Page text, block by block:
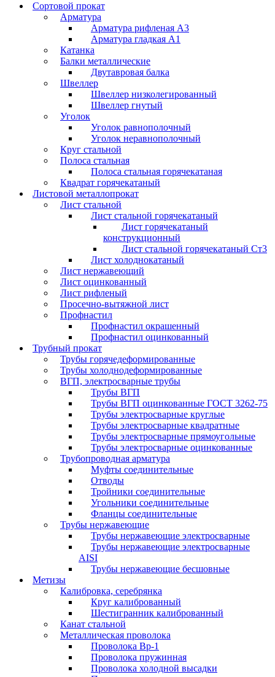
Сортовой прокат
Арматура
Арматура рифленая А3
Арматура гладкая А1
Катанка
Балки металлические
Двутавровая балка
Швеллер
Швеллер низколегированный
Швеллер гнутый
Уголок
Уголок равнополочный
Уголок неравнополочный
Круг стальной
Полоса стальная
Полоса стальная горячекатаная
Квадрат горячекатаный
Листовой металлопрокат
Лист стальной
Лист стальной горячекатаный
Лист горячекатаный
конструкционный
Лист стальной горячекатаный Ст3
Лист холоднокатаный
Лист нержавеющий
Лист оцинкованный
Лист рифленый
Просечно-вытяжной лист
Профнастил
Профнастил окрашенный
Профнастил оцинкованный
Трубный прокат
Трубы горячедеформированные
Трубы холоднодеформированные
ВГП, электросварные трубы
Трубы ВГП
Трубы ВГП оцинкованные ГОСТ 3262-75
Трубы электросварные круглые
Трубы электросварные квадратные
Трубы электросварные прямоугольные
Трубы электросварные оцинкованные
Трубопроводная арматура
Муфты соединительные
Отводы
Тройники соединительные
Угольники соединительные
Фланцы соединительные
Трубы нержавеющие
Трубы нержавеющие электросварные
Трубы нержавеющие электросварные
AISI
Трубы нержавеющие бесшовные
Метизы
Калибровка, серебрянка
Круг калиброванный
Шестигранник калиброванный
Канат стальной
Металлическая проволока
Проволока Вр-1
Проволока пружинная
Проволока холодной высадки